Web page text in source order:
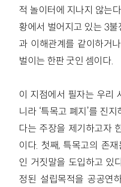
적 놀이터에 지나지 않는
황에서 벌어지고 있는 3
과 이해관계를 같이하거
벌이는 한판 굿인 셈이다.
이 지점에서 필자는 우리
니라 ‘특목고 폐지’를 진
다는 주장을 제기하고자
이다. 첫째, 특목고의 존
인 거짓말을 도입하고 있
정된 설립목적을 공공연